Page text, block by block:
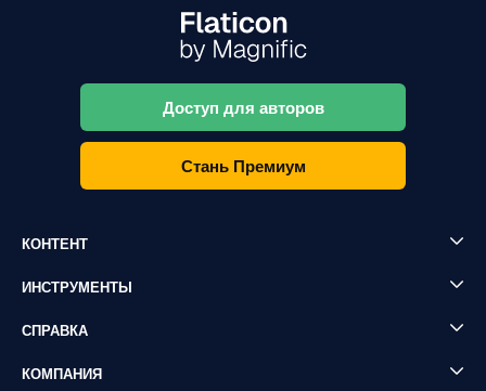
Доступ для авторов
Стань Премиум
КОНТЕНТ
ИНСТРУМЕНТЫ
СПРАВКА
КОМПАНИЯ